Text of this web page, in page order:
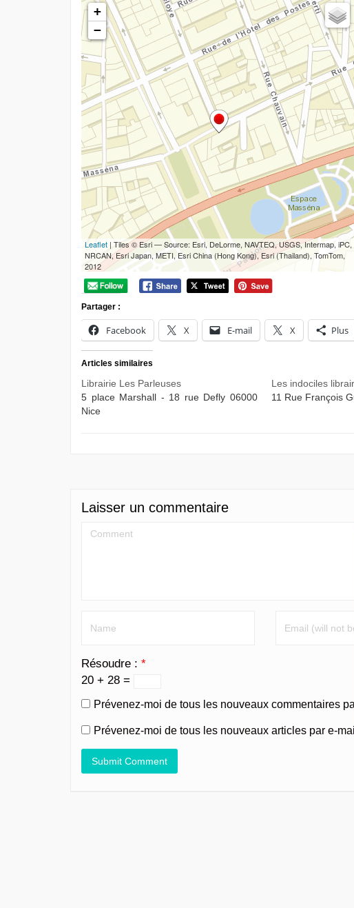
Partager :
Facebook X E-mail X Plus
Articles similaires
Librairie Les Parleuses
5 place Marshall - 18 rue Defly 06000
Nice
Les indociles
11 Rue François
Laisser un commentaire
Résoudre : *
20 + 28 =
Prévenez-moi de tous les nouveaux commentaires
Prévenez-moi de tous les nouveaux articles par e-